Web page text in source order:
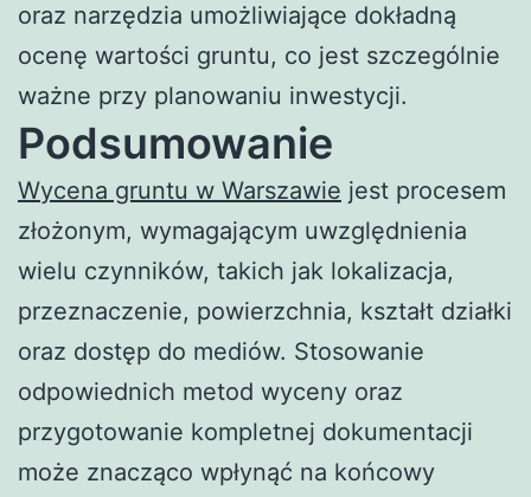
oraz narzędzia umożliwiające dokładną
ocenę wartości gruntu, co jest szczególnie
ważne przy planowaniu inwestycji.
Podsumowanie
Wycena gruntu w Warszawie jest procesem
złożonym, wymagającym uwzględnienia
wielu czynników, takich jak lokalizacja,
przeznaczenie, powierzchnia, kształt działki
oraz dostęp do mediów. Stosowanie
odpowiednich metod wyceny oraz
przygotowanie kompletnej dokumentacji
może znacząco wpłynąć na końcowy